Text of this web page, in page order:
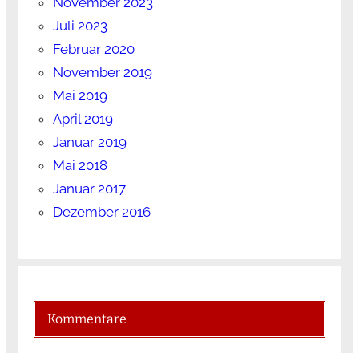
Juli 2023
Februar 2020
November 2019
Mai 2019
April 2019
Januar 2019
Mai 2018
Januar 2017
Dezember 2016
Kommentare